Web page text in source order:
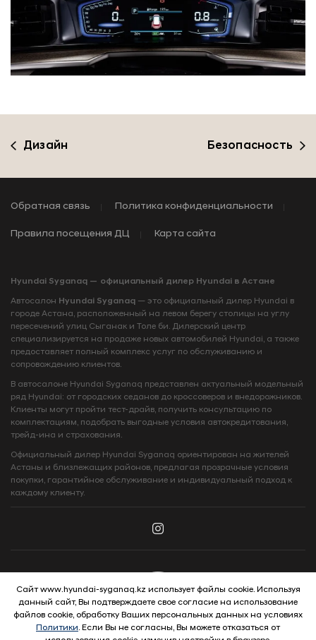
Дизайн Безопасность
Обратная связь Политика конфиденциальности
Правила посещения ДЦ Карта сайта
Hyundai Syganaq — официальный дилер Hyundai в Астане
Автосалон Hyundai Syganaq — это официальный дилер Hyundai в
городе Астана, расположенный на левом берегу столицы на углу
пересечений улиц Сыганак и Толе би. Дилерский центр
специализируется на продаже новых автомобилей Hyundai, а также
предоставляет полный комплекс услуг по обслуживанию и
сопровождению клиентов.
В автосалоне Hyundai Syganaq представлен актуальный модельный
ряд Hyundai: от городских седанов до кроссоверов и внедорожников.
Клиенты могут пройти тест-драйв, получить консультацию по
комплектациям, подобрать выгодные условия автокредитования,
трейд-ина и страхования.
Официальный дилер Hyundai Syganaq ориентирован на жителей
Астаны и близлежащих районов, предлагая прозрачные условия
покупки, гарантийное обслуживание и индивидуальный подход к
каждому клиенту.
© 2026 Hyundai Motor Company
Сайт www.hyundai-syganaq.kz использует файлы cookie. Используя
данный сайт, Вы подтверждаете свое согласие на использование
файлов cookie, обработку Ваших персональных данных на условиях
Политики. Если Вы не согласны, Вы можете отказаться от